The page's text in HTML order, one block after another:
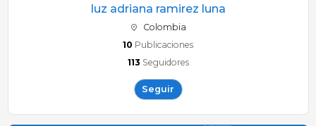
luz adriana ramirez luna
Colombia
10 Publicaciones
113 Seguidores
Seguir